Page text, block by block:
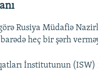
Rusiya Müdafiə
barədə heç bir şərh
İnstitutunun (ISW)